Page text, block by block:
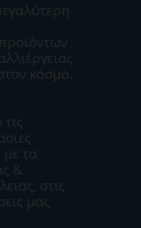
κόσμο.
τα
&
στις
μας